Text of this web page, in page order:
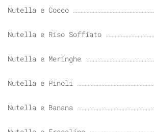
Nutella e Cocco
Nutella e Riso Soffiato
Nutella e Meringhe
Nutella e Pinoli
Nutella e Banana